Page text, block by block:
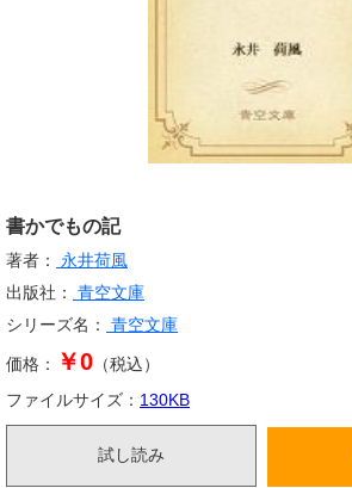
書かでもの記
著者：
永井荷風
出版社：
青空文庫
シリーズ名：
青空文庫
価格： ￥0 （税込）
ファイルサイズ： 130KB
試し読み